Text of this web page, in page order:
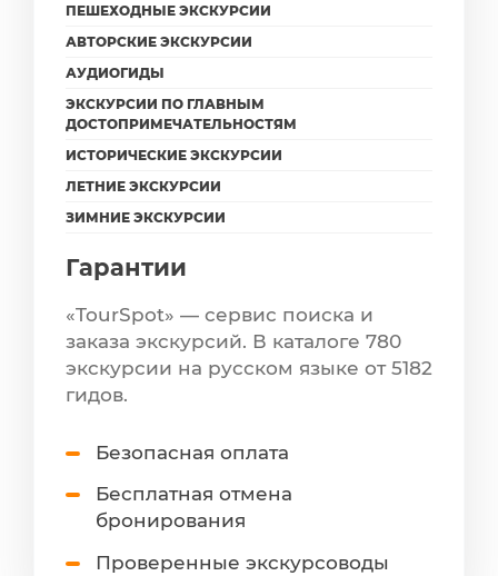
ПЕШЕХОДНЫЕ ЭКСКУРСИИ
АВТОРСКИЕ ЭКСКУРСИИ
АУДИОГИДЫ
ЭКСКУРСИИ ПО ГЛАВНЫМ
ДОСТОПРИМЕЧАТЕЛЬНОСТЯМ
ИСТОРИЧЕСКИЕ ЭКСКУРСИИ
ЛЕТНИЕ ЭКСКУРСИИ
ЗИМНИЕ ЭКСКУРСИИ
Гарантии
«TourSpot» — сервис поиска и
заказа экскурсий. В каталоге 780
экскурсии на русском языке от 5182
гидов.
Безопасная оплата
Бесплатная отмена
бронирования
Проверенные экскурсоводы